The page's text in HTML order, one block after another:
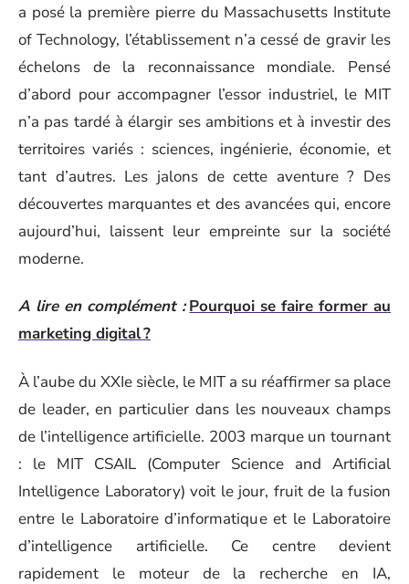
a posé la première pierre du Massachusetts Institute
of Technology, l’établissement n’a cessé de gravir les
échelons de la reconnaissance mondiale. Pensé
d’abord pour accompagner l’essor industriel, le MIT
n’a pas tardé à élargir ses ambitions et à investir des
territoires variés : sciences, ingénierie, économie, et
tant d’autres. Les jalons de cette aventure ? Des
découvertes marquantes et des avancées qui, encore
aujourd’hui, laissent leur empreinte sur la société
moderne.
A lire en complément : Pourquoi se faire former au
marketing digital ?
À l’aube du XXIe siècle, le MIT a su réaffirmer sa place
de leader, en particulier dans les nouveaux champs
de l’intelligence artificielle. 2003 marque un tournant
: le MIT CSAIL (Computer Science and Artificial
Intelligence Laboratory) voit le jour, fruit de la fusion
entre le Laboratoire d’informatique et le Laboratoire
d’intelligence artificielle. Ce centre devient
rapidement le moteur de la recherche en IA,